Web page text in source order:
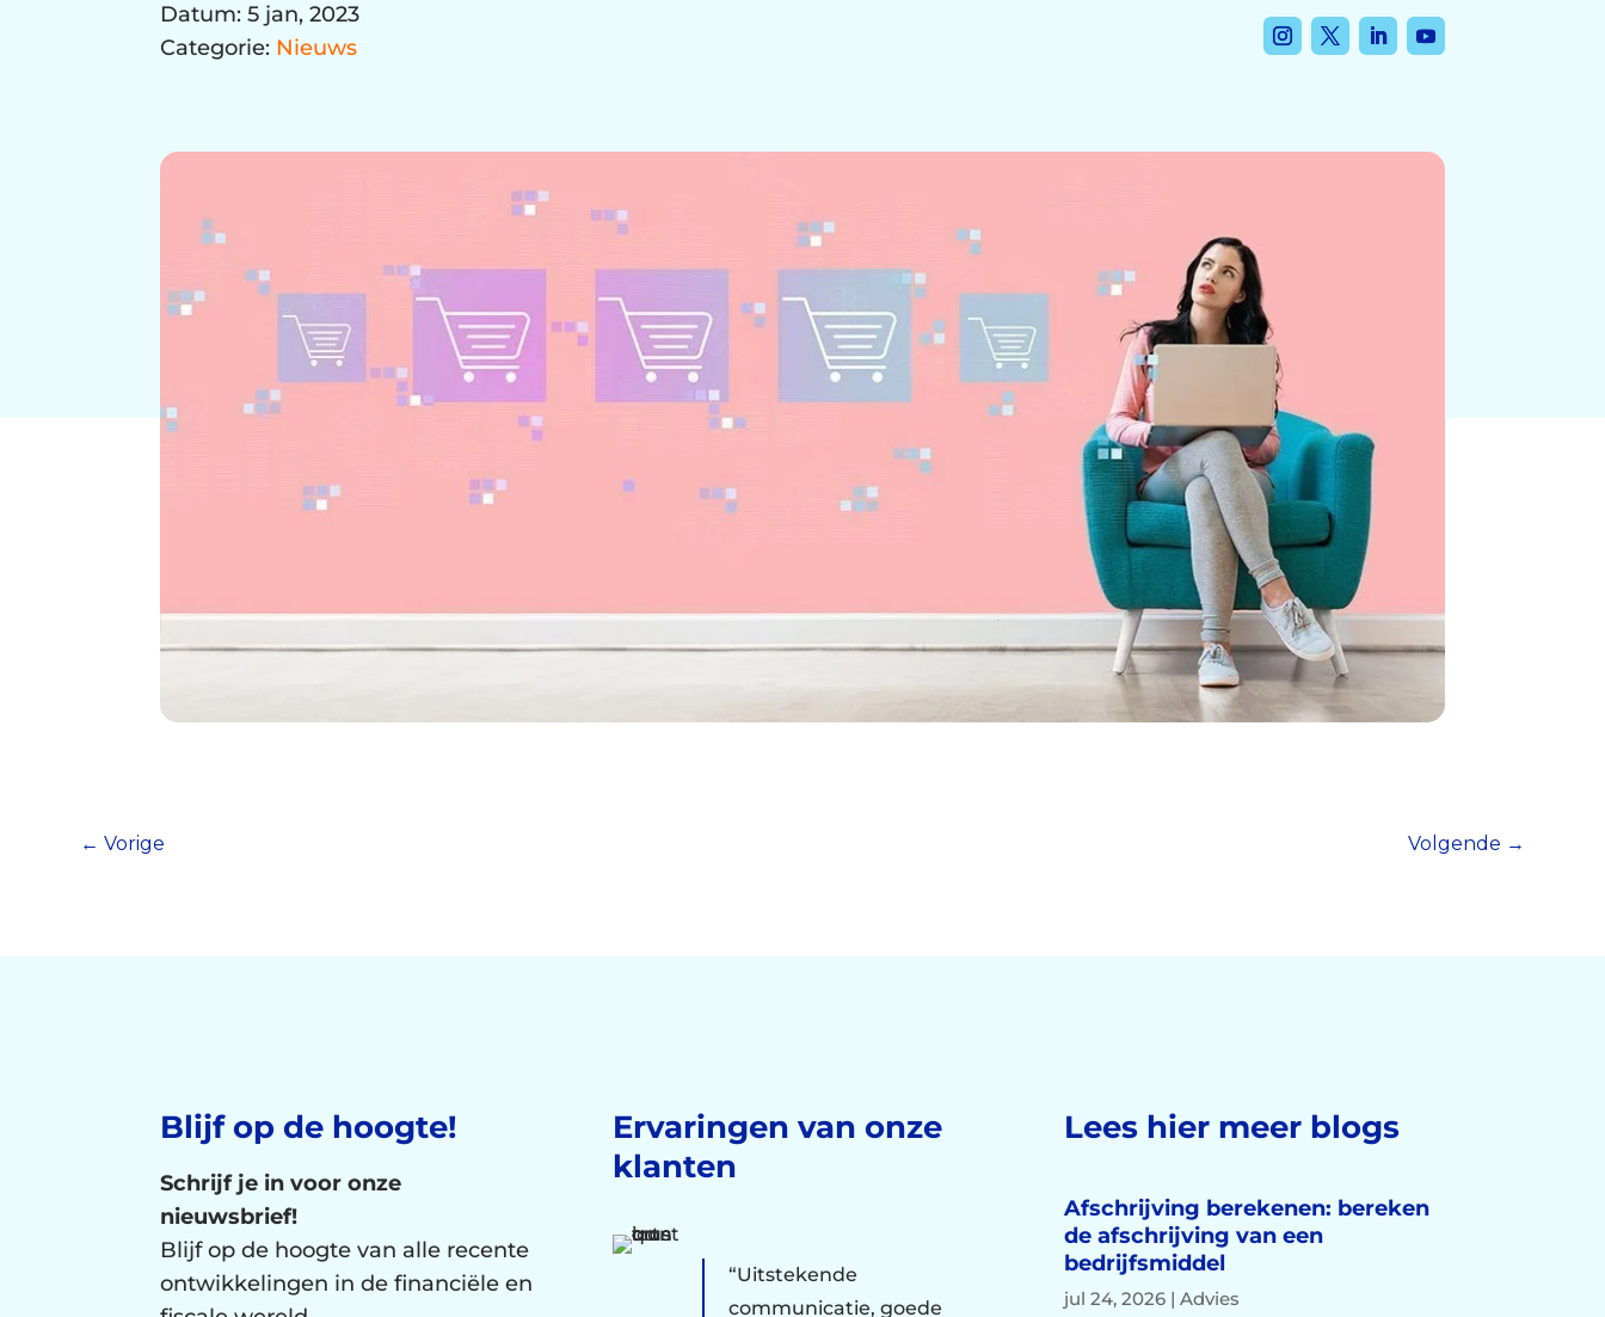
Datum: 5 jan, 2023
Categorie: Nieuws
←Vorige Volgende →
Blijf op de hoogte!
Schrijf je in voor onze
nieuwsbrief!
Blijf op de hoogte van alle recente
ontwikkelingen in de financiële en
Ervaringen van onze
klanten
“Uitstekende
communicatie, goede
Lees hier meer blogs
Afschrijving berekenen: bereken
de afschrijving van een
bedrijfsmiddel
jul 24, 2026| Advies
⭐⭐⭐⭐⭐ 5,0 op basis van 50+ reviews op 2 platforms (Google en Trustoo)
Aanmelden